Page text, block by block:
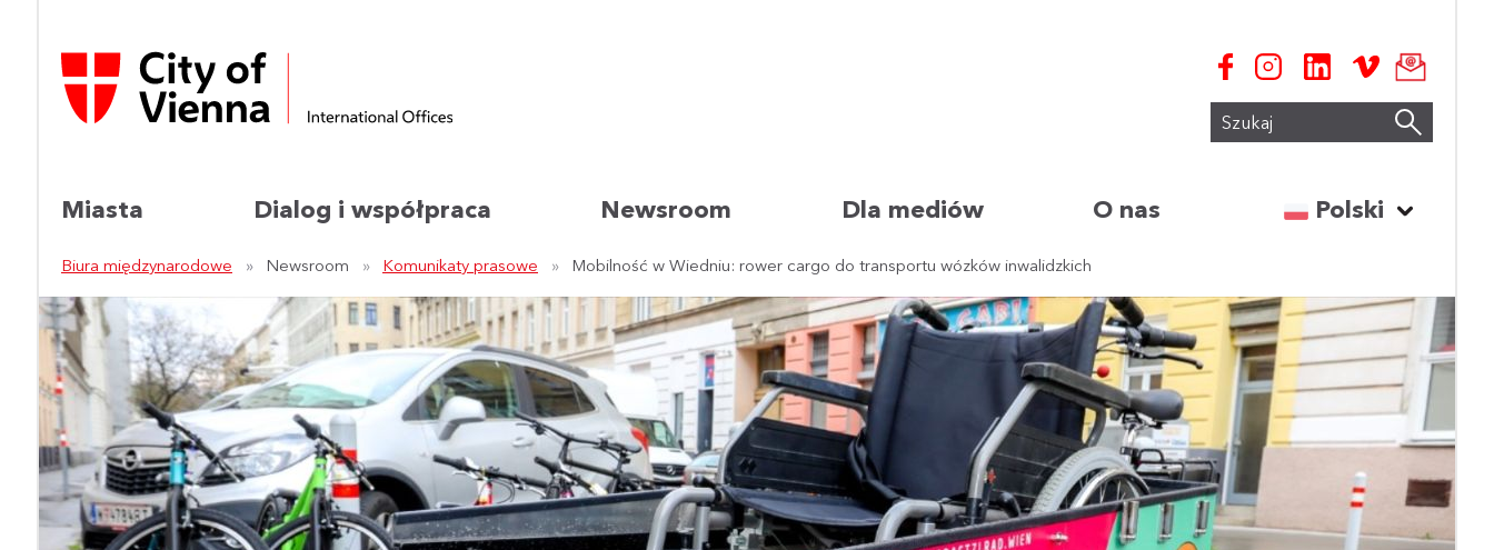
Szukaj
Miasta Dialog i współpraca Newsroom Dla mediów O nas Wybierz język:
Polski
Biura międzynarodowe Newsroom Komunikaty prasowe Mobilność w Wiedniu: rower cargo do transportu wózków inwalidzkich